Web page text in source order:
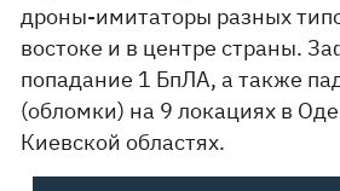
дроны-имитаторы разных
востоке и в центре страны.
попадание 1 БпЛА, а также
(обломки) на 9 локациях в
Киевской областях.